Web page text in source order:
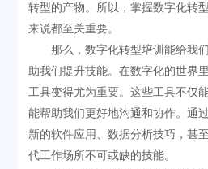
转型的产物。所以，掌握数字化转
来说都至关重要。
那么，数字化转型培训能给我
助我们提升技能。在数字化的世界
工具变得尤为重要。这些工具不仅
能帮助我们更好地沟通和协作。通
新的软件应用、数据分析技巧，甚
代工作场所不可或缺的技能。